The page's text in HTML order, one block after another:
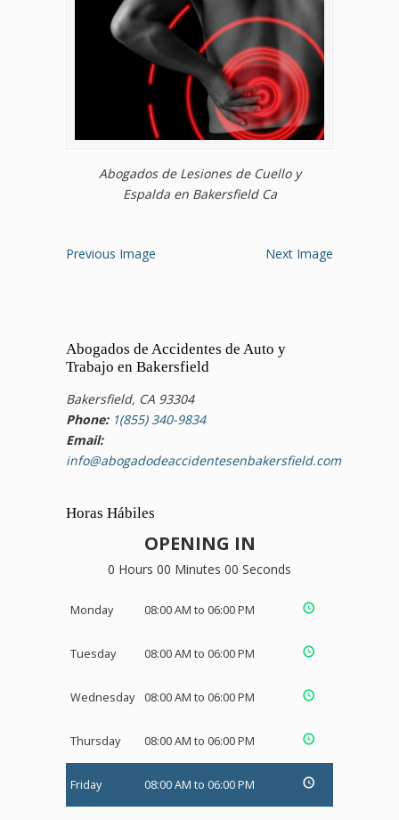
Abogados de Lesiones de Cuello y
Espalda en Bakersfield Ca
Previous Image Next Image
Abogados de Accidentes de Auto y
Trabajo en Bakersfield
Bakersfield, CA 93304
Phone: 1(855) 340-9834
Email:
info@abogadodeaccidentesenbakersfield.com
Horas Hábiles
OPENING IN
0 Hours 00 Minutes 00 Seconds
Monday 08:00 AM to 06:00 PM
Tuesday 08:00 AM to 06:00 PM
Wednesday 08:00 AM to 06:00 PM
Thursday 08:00 AM to 06:00 PM
Friday 08:00 AM to 06:00 PM